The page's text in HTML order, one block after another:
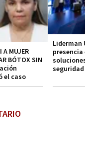
A MUJER
BÓTOX SIN
el caso
Liderman
presencia